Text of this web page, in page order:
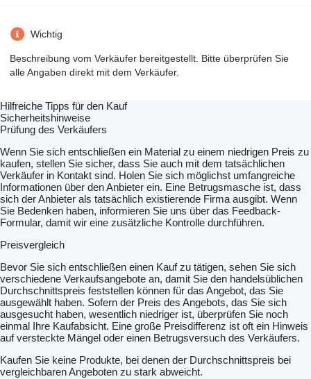
Wichtig
Beschreibung vom Verkäufer bereitgestellt. Bitte überprüfen Sie
alle Angaben direkt mit dem Verkäufer.
Hilfreiche Tipps für den Kauf
Sicherheitshinweise
Prüfung des Verkäufers
Wenn Sie sich entschließen ein Material zu einem niedrigen Preis zu
kaufen, stellen Sie sicher, dass Sie auch mit dem tatsächlichen
Verkäufer in Kontakt sind. Holen Sie sich möglichst umfangreiche
Informationen über den Anbieter ein. Eine Betrugsmasche ist, dass
sich der Anbieter als tatsächlich existierende Firma ausgibt. Wenn
Sie Bedenken haben, informieren Sie uns über das Feedback-
Formular, damit wir eine zusätzliche Kontrolle durchführen.
Preisvergleich
Bevor Sie sich entschließen einen Kauf zu tätigen, sehen Sie sich
verschiedene Verkaufsangebote an, damit Sie den handelsüblichen
Durchschnittspreis feststellen können für das Angebot, das Sie
ausgewählt haben. Sofern der Preis des Angebots, das Sie sich
ausgesucht haben, wesentlich niedriger ist, überprüfen Sie noch
einmal Ihre Kaufabsicht. Eine große Preisdifferenz ist oft ein Hinweis
auf versteckte Mängel oder einen Betrugsversuch des Verkäufers.
Kaufen Sie keine Produkte, bei denen der Durchschnittspreis bei
vergleichbaren Angeboten zu stark abweicht.